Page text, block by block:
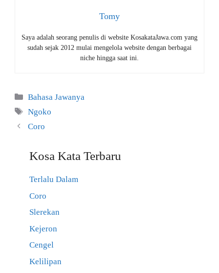
Tomy
Saya adalah seorang penulis di website KosakataJawa.com yang
sudah sejak 2012 mulai mengelola website dengan berbagai
niche hingga saat ini.
Kategori
Bahasa Jawanya
Tag
Ngoko
Coro
Kosa Kata Terbaru
Terlalu Dalam
Coro
Slerekan
Kejeron
Cengel
Kelilipan